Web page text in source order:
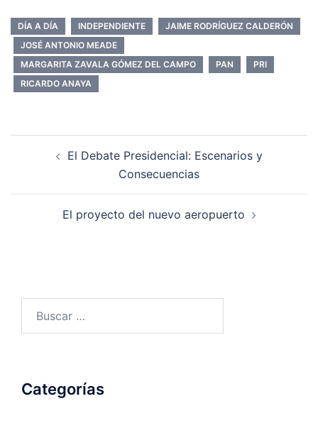
DÍA A DÍA INDEPENDIENTE
JAIME RODRÍGUEZ CALDERÓN
JOSÉ ANTONIO MEADE
MARGARITA ZAVALA GÓMEZ DEL CAMPO
PAN
PRI
RICARDO ANAYA
El Debate Presidencial: Escenarios y
Consecuencias
El proyecto del nuevo aeropuerto
Categorías